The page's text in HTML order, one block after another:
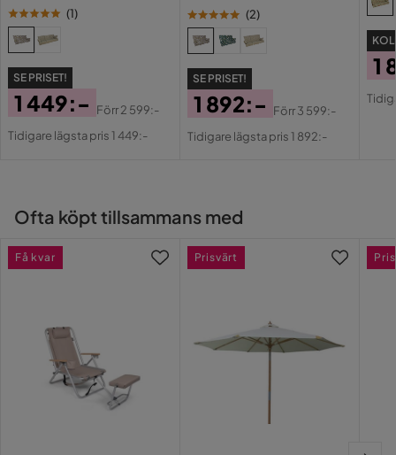
(1)
SE PRISET!
Pris
1 449:-
Original
Förr2 599:-
Tidigare lägsta pris 1 449:-
(2)
SE PRISET!
Pris
1 892:-
Original
Förr3 599:-
Tidigare lägsta pris 1 892:-
1
Ofta köpt tillsammans med
Få kvar Prisvärt